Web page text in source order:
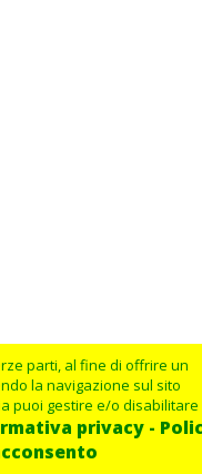
parti, al fine di offrire un
la navigazione sul sito
puoi gestire e/o disabilitare
privacy -